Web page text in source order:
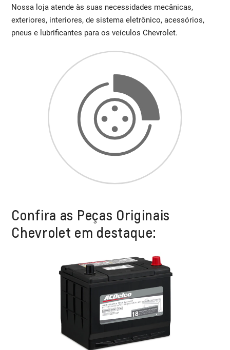
Nossa loja atende às suas necessidades mecânicas,
exteriores, interiores, de sistema eletrônico, acessórios,
pneus e lubrificantes para os veículos Chevrolet.
Confira as Peças Originais
Chevrolet em destaque: